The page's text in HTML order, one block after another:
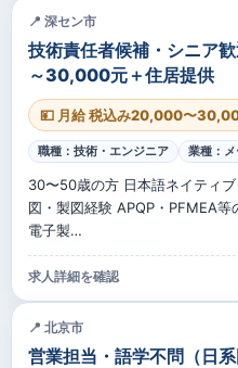
📍 深セン市
技術責任者候補・シニア
～30,000元＋住居提供
💴 月給 税込み20,000〜
職種：技術・エンジニア 業種：
30〜50歳の方 日本語ネイティ
図・製図経験 APQP・PFMEA
電子製…
求人詳細を確認
📍 北京市
営業担当・語学不問（日